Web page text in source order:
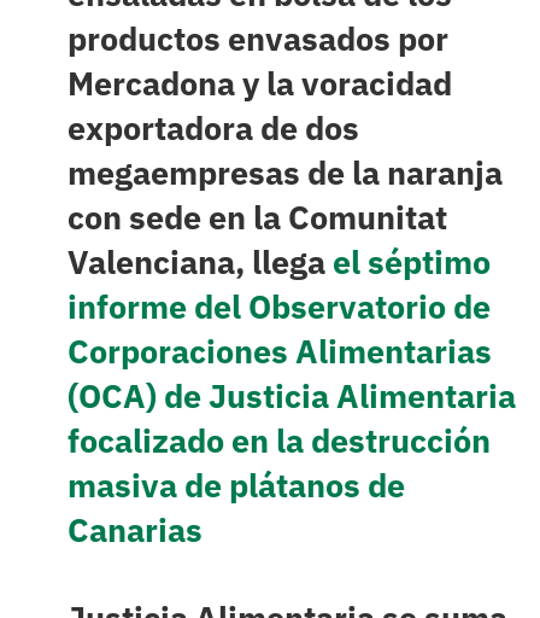
productos envasados por
Mercadona y la voracidad
exportadora de dos
megaempresas de la naranja
con sede en la Comunitat
Valenciana, llegael séptimo
informe del Observatorio de
Corporaciones Alimentarias
(OCA) de Justicia Alimentaria
focalizado en la destrucción
masiva de plátanos de
Canarias